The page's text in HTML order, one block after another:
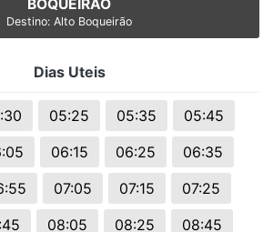
BOQUEIRÃO
Destino: Alto Boqueirão
Dias Uteis
05:25 05:35
05:45
06:15 06:25
06:35
07:05 07:15
07:25
08:05 08:25 08:45